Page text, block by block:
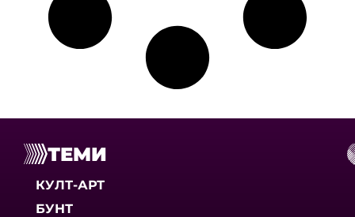
ТЕМИ
КУЛТ-АРТ
БУНТ